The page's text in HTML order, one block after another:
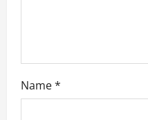
Name*